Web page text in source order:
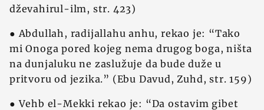
dževahirul-ilm, str. 423)
● Abdullah, radijallahu anhu, rekao je: “Tako
mi Onoga pored kojeg nema drugog boga, ništa
na dunjaluku ne zaslužuje da bude duže u
pritvoru od jezika.” (Ebu Davud, Zuhd, str. 159)
● Vehb el-Mekki rekao je: “Da ostavim gibet